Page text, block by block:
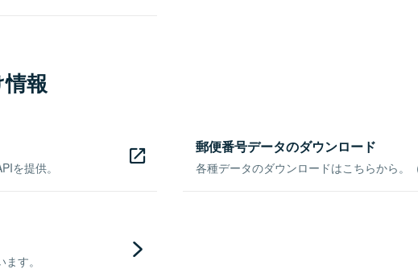
報
を提供。
郵便番号データのダウンロード
各種データのダウンロードはこちらから。
す。